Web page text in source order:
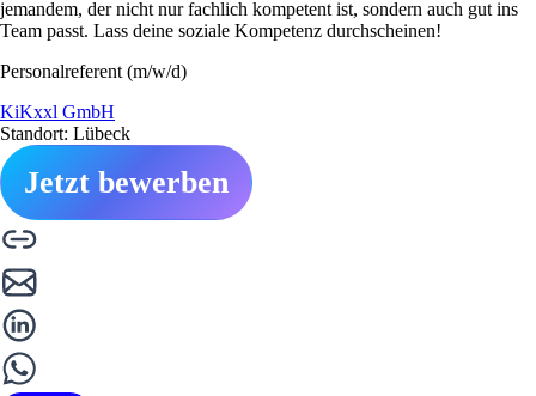
jemandem, der nicht nur fachlich kompetent ist, sondern auch gut ins
Team passt. Lass deine soziale Kompetenz durchscheinen!
Personalreferent (m/w/d)
KiKxxl GmbH
Standort: Lübeck
Jetzt bewerben